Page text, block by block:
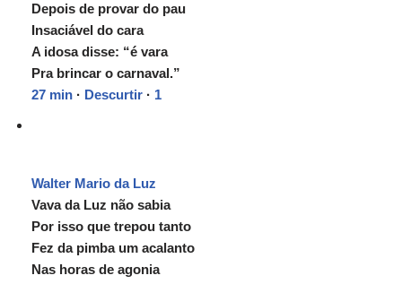
Depois de provar do pau
Insaciável do cara
A idosa disse: “é vara
Pra brincar o carnaval.”
27 min · Descurtir · 1
Walter Mario da Luz
Vava da Luz não sabia
Por isso que trepou tanto
Fez da pimba um acalanto
Nas horas de agonia